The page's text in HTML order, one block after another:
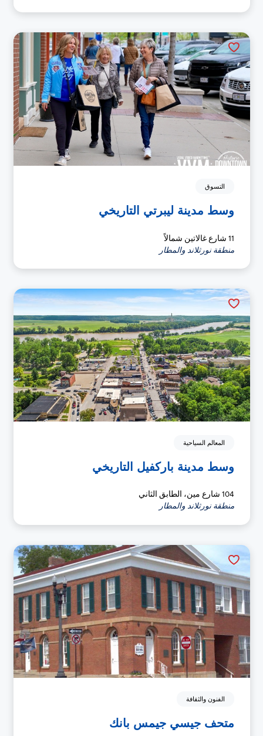
التسوق
وسط مدينة ليبرتي التاريخي
11 شارع غالاتين شمالاً
منطقة نورثلاند والمطار
المعالم السياحية
وسط مدينة باركفيل التاريخي
104 شارع مين، الطابق الثاني
منطقة نورثلاند والمطار
الفنون والثقافة
متحف جيسي جيمس بانك